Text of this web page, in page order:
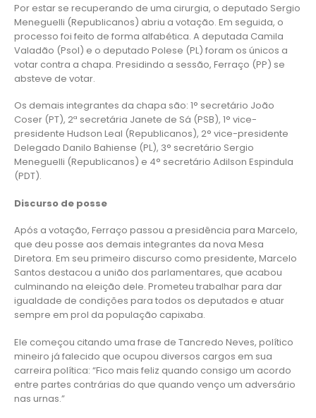
Por estar se recuperando de uma cirurgia, o deputado Sergio
Meneguelli (Republicanos) abriu a votação. Em seguida, o
processo foi feito de forma alfabética. A deputada Camila
Valadão (Psol) e o deputado Polese (PL) foram os únicos a
votar contra a chapa. Presidindo a sessão, Ferraço (PP) se
absteve de votar.
Os demais integrantes da chapa são: 1° secretário João
Coser (PT), 2ª secretária Janete de Sá (PSB), 1° vice-
presidente Hudson Leal (Republicanos), 2° vice-presidente
Delegado Danilo Bahiense (PL), 3° secretário Sergio
Meneguelli (Republicanos) e 4° secretário Adilson Espindula
(PDT).
Discurso de posse
Após a votação, Ferraço passou a presidência para Marcelo,
que deu posse aos demais integrantes da nova Mesa
Diretora. Em seu primeiro discurso como presidente, Marcelo
Santos destacou a união dos parlamentares, que acabou
culminando na eleição dele. Prometeu trabalhar para dar
igualdade de condições para todos os deputados e atuar
sempre em prol da população capixaba.
Ele começou citando uma frase de Tancredo Neves, político
mineiro já falecido que ocupou diversos cargos em sua
carreira política: “Fico mais feliz quando consigo um acordo
entre partes contrárias do que quando venço um adversário
nas urnas.”